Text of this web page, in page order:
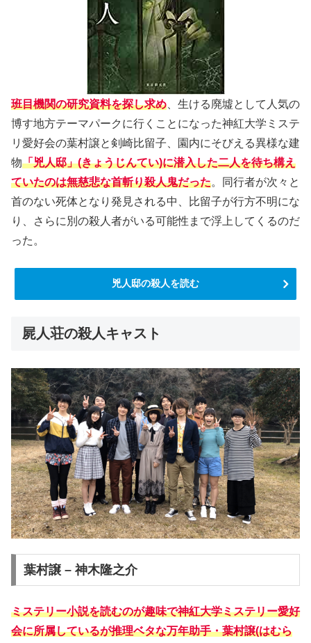
班目機関の研究資料を探し求め 、生ける廃墟として人気の
博す地方テーマパークに行くことになった神紅大学ミステ
リ愛好会の葉村譲と剣崎比留子、園内にそびえる異様な建
物「兇人邸」(きょうじんてい)に潜入した二人を待ち構え
ていたのは無慈悲な首斬り殺人鬼だった。同行者が次々と
首のない死体となり発見される中、比留子が行方不明にな
り、さらに別の殺人者がいる可能性まで浮上してくるのだ
った。
兇人邸の殺人を読む
屍人荘の殺人キャスト
葉村譲 – 神木隆之介
ミステリー小説を読むのが趣味で神紅大学ミステリー愛好
会に所属しているが推理ベタな万年助手・葉村譲(はむら